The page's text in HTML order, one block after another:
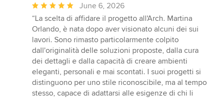
Average
rating:
5
out
of
5
stars
June 6, 2026
“La scelta di affidare il progetto all'Arch. Martina
Orlando, è nata dopo aver visionato alcuni dei sui
lavori. Sono rimasto particolarmente colpito
dall'originalità delle soluzioni proposte, dalla cura
dei dettagli e dalla capacità di creare ambienti
eleganti, personali e mai scontati. I suoi progetti si
distinguono per uno stile riconoscibile, ma al tempo
stesso, capace di adattarsi alle esigenze di chi li